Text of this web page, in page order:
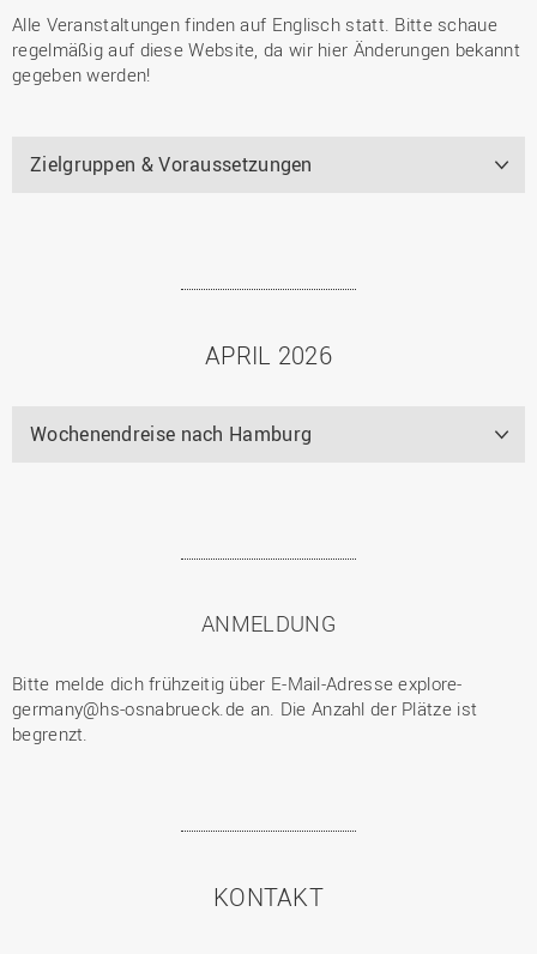
Alle Veranstaltungen finden auf Englisch statt. Bitte schaue
regelmäßig auf diese Website, da wir hier Änderungen bekannt
gegeben werden!
Zielgruppen & Voraussetzungen
APRIL 2026
Wochenendreise nach Hamburg
ANMELDUNG
Bitte melde dich frühzeitig über E-Mail-Adresse explore-
germany@hs-osnabrueck.de an. Die Anzahl der Plätze ist
begrenzt.
KONTAKT